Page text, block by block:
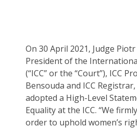
On 30 April 2021, Judge
President of the
(“ICC” or the “Court”), ICC
Bensouda and ICC
adopted a High-Level
Equality at the ICC. “We
order to uphold women’s